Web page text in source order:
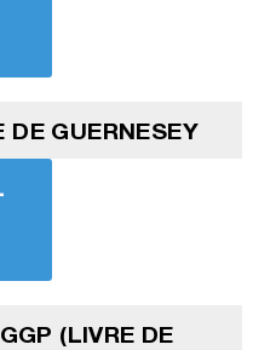
DE GUERNESEY
(LIVRE DE